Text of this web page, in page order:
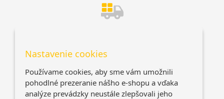
Dopravné zadarmo od 59 €.
Nastavenie cookies
Používame cookies, aby sme vám umožnili
pohodlné prezeranie nášho e-shopu a vďaka
analýze prevádzky neustále zlepšovali jeho